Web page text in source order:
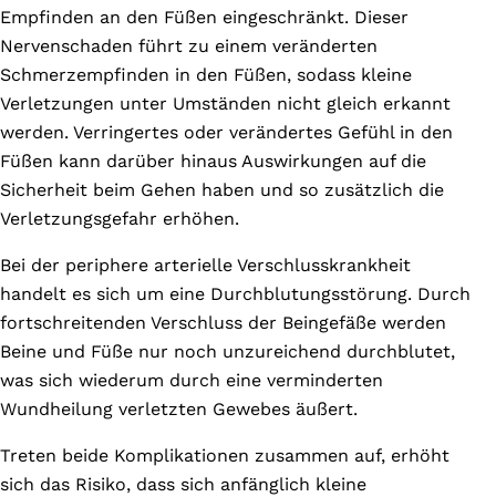
Empfinden an den Füßen eingeschränkt. Dieser
Nervenschaden führt zu einem veränderten
Schmerzempfinden in den Füßen, sodass kleine
Verletzungen unter Umständen nicht gleich erkannt
werden. Verringertes oder verändertes Gefühl in den
Füßen kann darüber hinaus Auswirkungen auf die
Sicherheit beim Gehen haben und so zusätzlich die
Verletzungsgefahr erhöhen.
Bei der periphere arterielle Verschlusskrankheit
handelt es sich um eine Durchblutungsstörung. Durch
fortschreitenden Verschluss der Beingefäße werden
Beine und Füße nur noch unzureichend durchblutet,
was sich wiederum durch eine verminderten
Wundheilung verletzten Gewebes äußert.
Treten beide Komplikationen zusammen auf, erhöht
sich das Risiko, dass sich anfänglich kleine